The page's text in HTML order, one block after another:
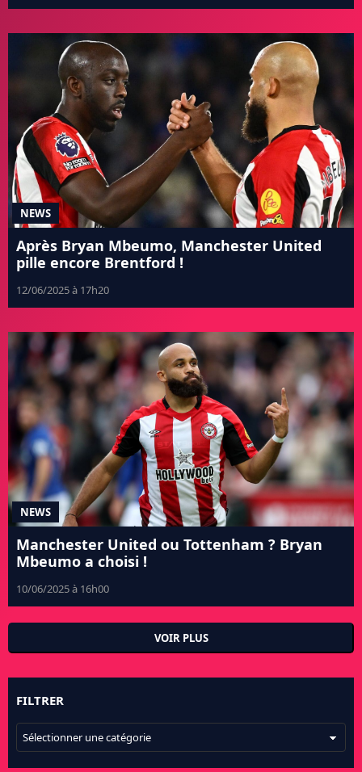
NEWS
Après Bryan Mbeumo, Manchester United
pille encore Brentford !
12/06/2025 à 17h20
NEWS
Manchester United ou Tottenham ? Bryan
Mbeumo a choisi !
10/06/2025 à 16h00
VOIR PLUS
FILTRER